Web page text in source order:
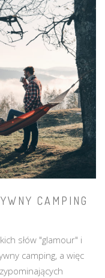
CAMPING
słów "glamour" i
camping, a więc